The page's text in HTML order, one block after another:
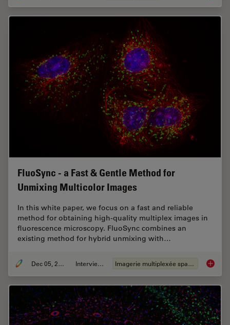
FluoSync - a Fast & Gentle Method for
Unmixing Multicolor Images
In this white paper, we focus on a fast and reliable
method for obtaining high-quality multiplex images in
fluorescence microscopy. FluoSync combines an
existing method for hybrid unmixing with…
Dec 05, 2022 Interviews Imagerie multiplexée spatiale